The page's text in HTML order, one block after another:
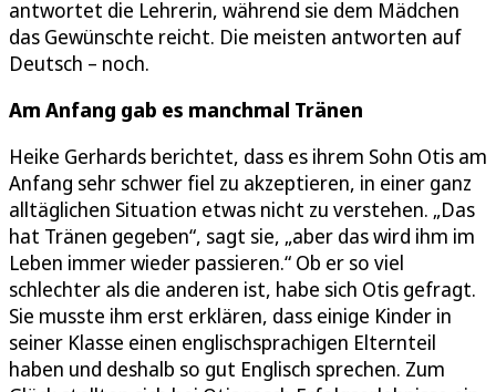
antwortet die Lehrerin, während sie dem Mädchen
das Gewünschte reicht. Die meisten antworten auf
Deutsch – noch.
Am Anfang gab es manchmal Tränen
Heike Gerhards berichtet, dass es ihrem Sohn Otis am
Anfang sehr schwer fiel zu akzeptieren, in einer ganz
alltäglichen Situation etwas nicht zu verstehen. „Das
hat Tränen gegeben“, sagt sie, „aber das wird ihm im
Leben immer wieder passieren.“ Ob er so viel
schlechter als die anderen ist, habe sich Otis gefragt.
Sie musste ihm erst erklären, dass einige Kinder in
seiner Klasse einen englischsprachigen Elternteil
haben und deshalb so gut Englisch sprechen. Zum